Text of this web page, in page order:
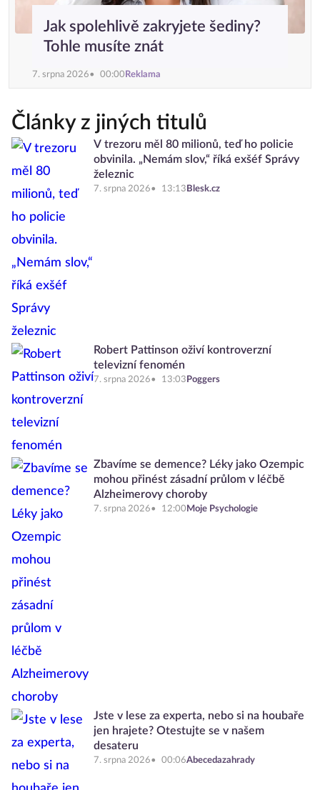
Jak spolehlivě zakryjete šediny?
Tohle musíte znát
7. srpna 2026 00:00 Reklama
Články z jiných titulů
V trezoru měl 80 milionů, teď ho policie
obvinila. „Nemám slov,“ říká exšéf Správy
železnic
7. srpna 2026 13:13 Blesk.cz
Robert Pattinson oživí kontroverzní
televizní fenomén
7. srpna 2026 13:03 Poggers
Zbavíme se demence? Léky jako Ozempic
mohou přinést zásadní průlom v léčbě
Alzheimerovy choroby
7. srpna 2026 12:00 Moje Psychologie
Jste v lese za experta, nebo si na houbaře
jen hrajete? Otestujte se v našem
desateru
7. srpna 2026 00:06Abecedazahrady